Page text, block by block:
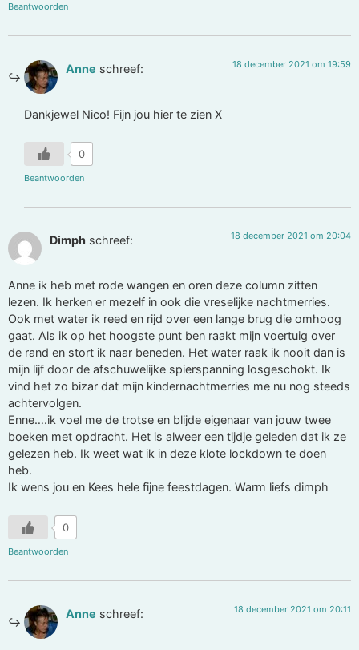
Beantwoorden
Anne schreef: 18 december 2021 om 19:59
Dankjewel Nico! Fijn jou hier te zien X
0
Beantwoorden
Dimph schreef: 18 december 2021 om 20:04
Anne ik heb met rode wangen en oren deze column zitten
lezen. Ik herken er mezelf in ook die vreselijke nachtmerries.
Ook met water ik reed en rijd over een lange brug die omhoog
gaat. Als ik op het hoogste punt ben raakt mijn voertuig over
de rand en stort ik naar beneden. Het water raak ik nooit dan is
mijn lijf door de afschuwelijke spierspanning losgeschokt. Ik
vind het zo bizar dat mijn kindernachtmerries me nu nog steeds
achtervolgen.
Enne….ik voel me de trotse en blijde eigenaar van jouw twee
boeken met opdracht. Het is alweer een tijdje geleden dat ik ze
gelezen heb. Ik weet wat ik in deze klote lockdown te doen
heb.
Ik wens jou en Kees hele fijne feestdagen. Warm liefs dimph
0
Beantwoorden
Anne schreef: 18 december 2021 om 20:11